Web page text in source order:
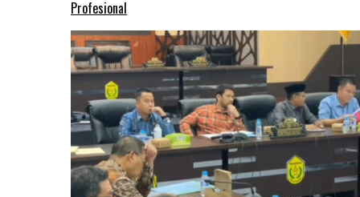
Profesional